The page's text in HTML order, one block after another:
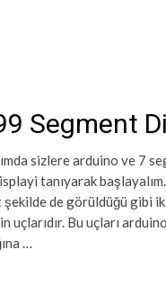
Segment
sizlere arduino ve 7
tanıyarak
de görüldüğü gibi
Bu uçları
…